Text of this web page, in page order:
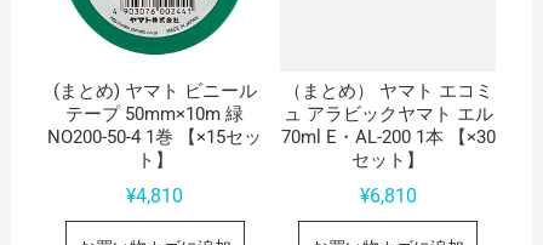
(まとめ) ヤマト ビニール
テープ 50mm×10m 緑
NO200-50-4 1巻 【×15セッ
ト】
¥4,810
（まとめ） ヤマト エコミ
ュ アラビックヤマト エル
70ml E・AL-200 1本 【×30
セット】
¥6,810